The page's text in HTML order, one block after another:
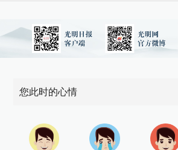
您此时的心情